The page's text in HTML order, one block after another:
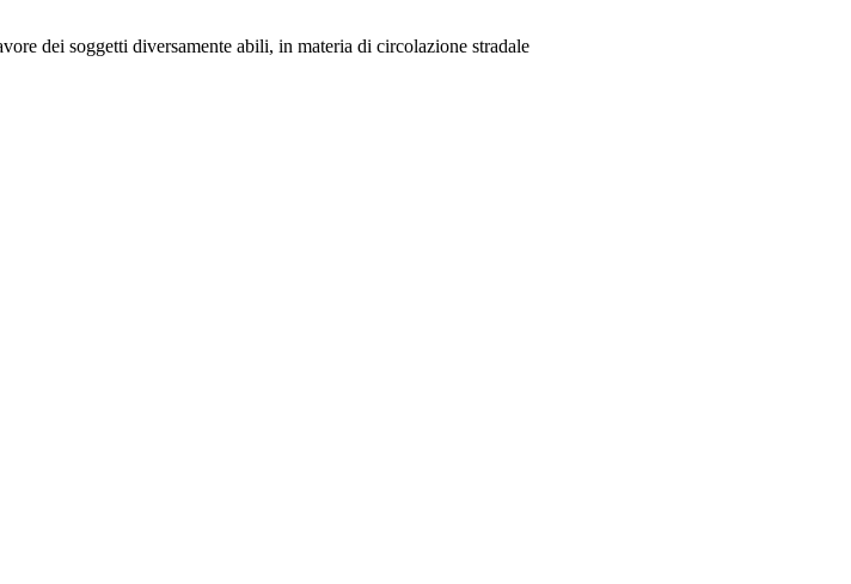
dei soggetti diversamente abili, in materia di circolazione stradale